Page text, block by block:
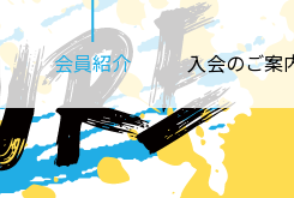
会員紹介 入会のご案